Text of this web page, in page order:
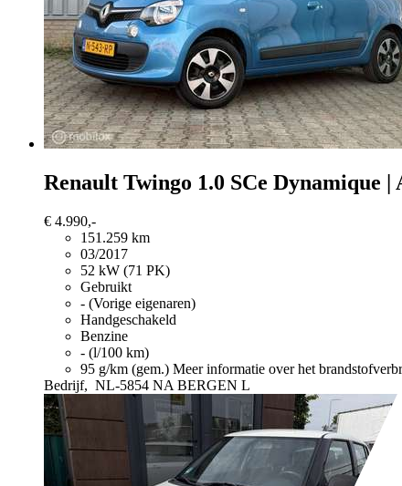
Renault Twingo 1.0 SCe Dynamique |
€ 4.990,-
151.259 km
03/2017
52 kW (71 PK)
Gebruikt
- (Vorige eigenaren)
Handgeschakeld
Benzine
- (l/100 km)
95 g/km (gem.) Meer informatie over het
Bedrijf, NL-5854 NA BERGEN L